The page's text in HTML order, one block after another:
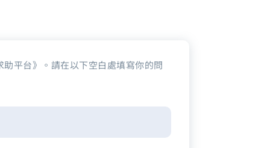
平台》。請在以下空白處填寫你的問